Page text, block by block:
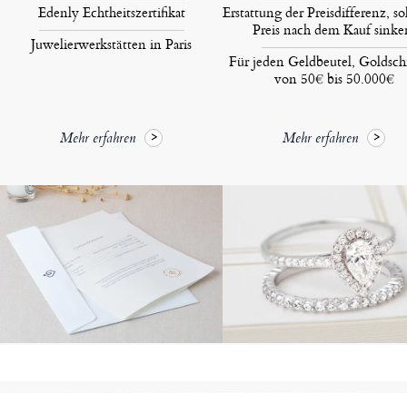
Edenly Echtheitszertifikat
Juwelierwerkstätten in Paris
Mehr erfahren
Erstattung der Preisdifferenz,
Preis nach dem Kauf
Für jeden Geldbeutel,
von 50€ bis 50.000€
Mehr erfahren